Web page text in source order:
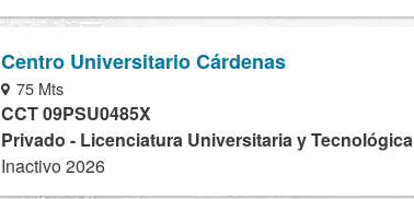
Centro Universitario Cárdenas
75 Mts
CCT 09PSU0485X
Privado - Licenciatura Universitaria y Tecnológica
Inactivo 2026